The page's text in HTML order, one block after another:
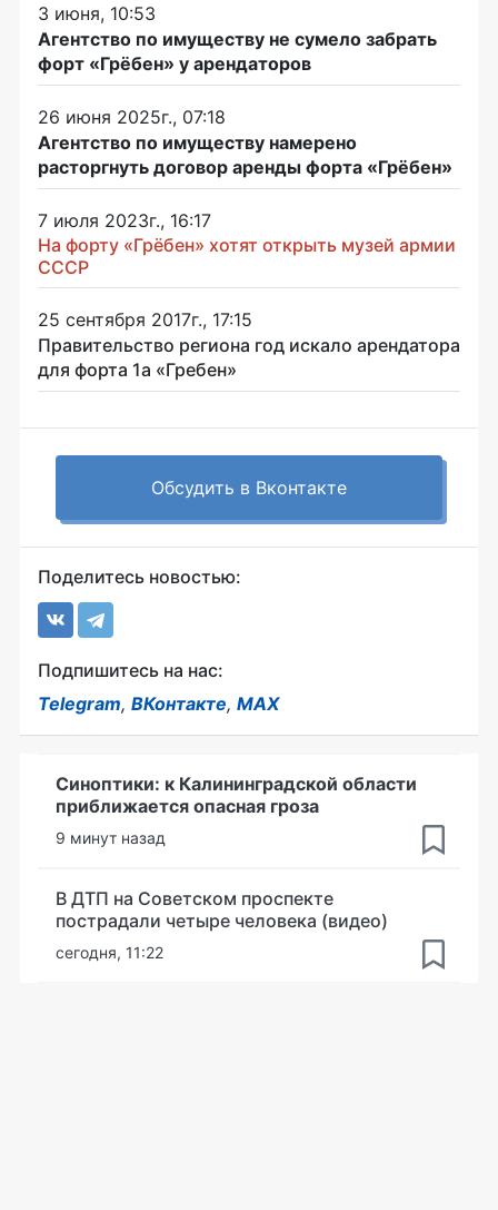
3 июня, 10:53
Агентство по имуществу не сумело забрать
форт «Грёбен» у арендаторов
26 июня 2025г., 07:18
Агентство по имуществу намерено
расторгнуть договор аренды форта «Грёбен»
7 июля 2023г., 16:17
На форту «Грёбен» хотят открыть музей армии
СССР
25 сентября 2017г., 17:15
Правительство региона год искало арендатора
для форта 1а «Гребен»
Обсудить в Вконтакте
Поделитесь новостью:
Подпишитесь на нас:
Telegram, ВКонтакте, MAX
Синоптики: к Калининградской области
приближается опасная гроза
9 минут назад
В ДТП на Советском проспекте
пострадали четыре человека (видео)
сегодня, 11:22